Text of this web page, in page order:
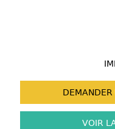
DEMANDER
VOIR